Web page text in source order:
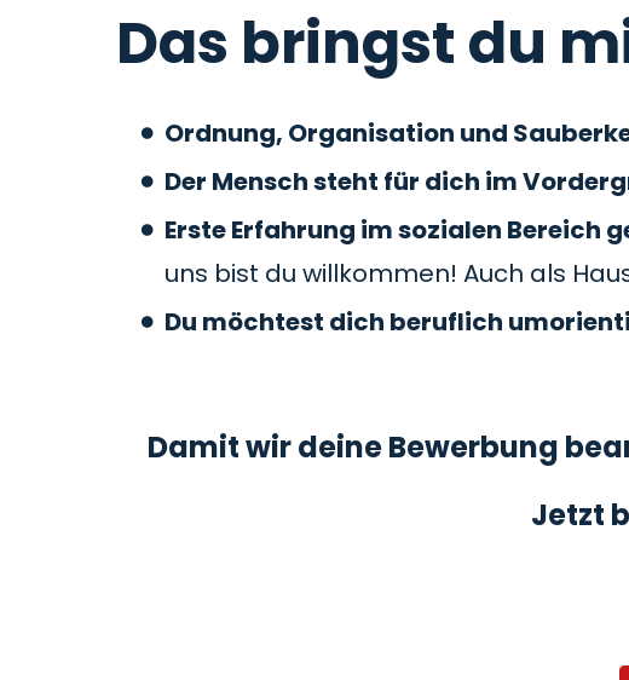
Das bringst du
Ordnung, Organisation und
Der Mensch steht für dich im
Erste Erfahrung im sozialen Bereich
uns bist du willkommen! Auch als
Du möchtest dich beruflich
Damit wir deine Bewerbung
Jetzt